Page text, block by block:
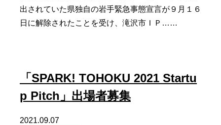
出されていた県独自の岩手緊急事態宣言が９月１６
日に解除されたことを受け、滝沢市ＩＰ……
「SPARK! TOHOKU 2021 Startu
p Pitch」出場者募集
2021.09.07